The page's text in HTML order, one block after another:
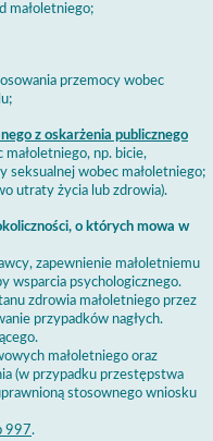
małoletniego;
przemocy wobec
z oskarżenia publicznego
np. bicie,
seksualnej wobec małoletniego;
utraty życia lub zdrowia).
o których mowa w
zapewnienie małoletniemu
wsparcia psychologicznego.
zdrowia małoletniego przez
przypadków nagłych.
małoletniego oraz
(w przypadku przestępstwa
stosownego wniosku
997.